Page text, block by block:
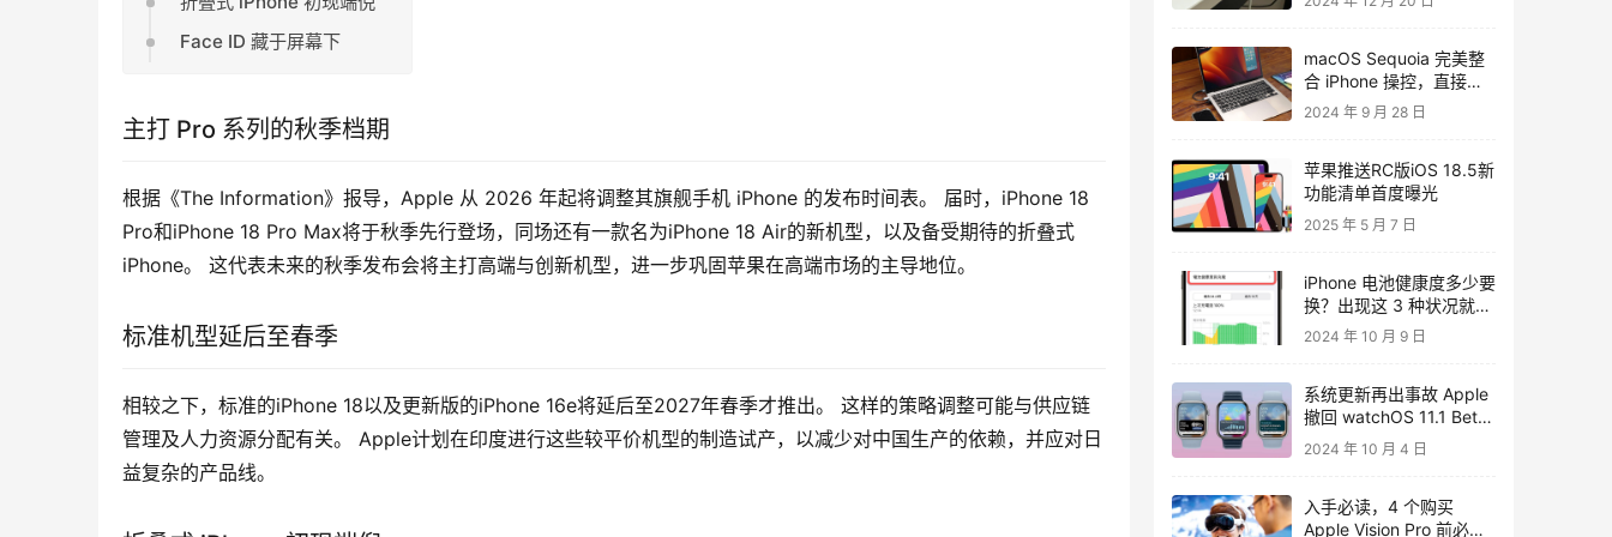
Face ID 藏于屏幕下
主打 Pro 系列的秋季档期
根据《The Information》报导，Apple 从 2026 年起将调整其旗舰手机 iPhone 的发布时间表。 届时，iPhone 18
Pro和iPhone 18 Pro Max将于秋季先行登场，同场还有一款名为iPhone 18 Air的新机型，以及备受期待的折叠式
iPhone。 这代表未来的秋季发布会将主打高端与创新机型，进一步巩固苹果在高端市场的主导地位。
标准机型延后至春季
相较之下，标准的iPhone 18以及更新版的iPhone 16e将延后至2027年春季才推出。 这样的策略调整可能与供应链
管理及人力资源分配有关。 Apple计划在印度进行这些较平价机型的制造试产，以减少对中国生产的依赖，并应对日
益复杂的产品线。
macOS Sequoia 完美整
合 iPhone 操控，直接在
Mac 上操控 iPhone，无
2024 年 9 月 28 日
苹果推送RC版iOS 18.5新
功能清单首度曝光
2025 年 5 月 7 日
iPhone 电池健康度多少要
换？出现这 3 种状况就可
以换电池了
2024 年 10 月 9 日
系统更新再出事故 Apple
撤回 watchOS 11.1 Beta
3
2024 年 10 月 4 日
入手必读，4 个购买
Apple Vision Pro 前必需